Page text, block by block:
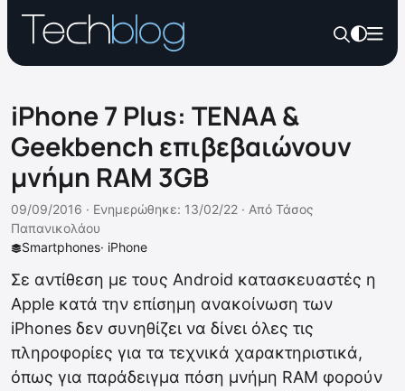
iPhone 7 Plus: TENAA &
Geekbench επιβεβαιώνουν
μνήμη RAM 3GB
Smartphones· iPhone
09/09/2016 · Ενημερώθηκε: 13/02/22 · Από Τάσος
Παπανικολάου
Σε αντίθεση με τους Android κατασκευαστές η
Apple κατά την επίσημη ανακοίνωση των
iPhones δεν συνηθίζει να δίνει όλες τις
πληροφορίες για τα τεχνικά χαρακτηριστικά,
όπως για παράδειγμα πόση μνήμη RAM φορούν